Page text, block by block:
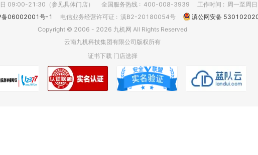
09:00-21:30（参见具体门店） 全国服务热线 : 400-008-3939 工作时间 : 周一至周
备06002001号-1
电信业务经营许可证 : 滇B2-20180054号
滇公网安备
Copyright © 2006 - 2026 九机网 All Rights Reserved
云南九机科技集团有限公司版权所有
证书下载 门店选择